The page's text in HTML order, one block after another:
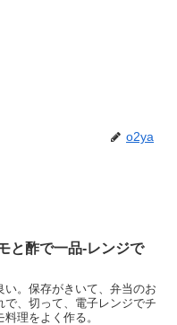
o2ya
と酢で一品-レンジで
。保存がきいて、弁当のお
、切って、電子レンジでチ
理をよく作る。